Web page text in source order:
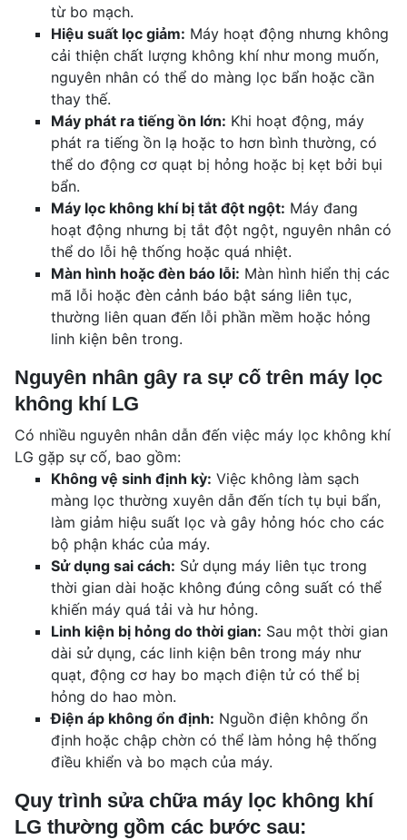
từ bo mạch.
Hiệu suất lọc giảm: Máy hoạt động nhưng không
cải thiện chất lượng không khí như mong muốn,
nguyên nhân có thể do màng lọc bẩn hoặc cần
thay thế.
Máy phát ra tiếng ồn lớn: Khi hoạt động, máy
phát ra tiếng ồn lạ hoặc to hơn bình thường, có
thể do động cơ quạt bị hỏng hoặc bị kẹt bởi bụi
bẩn.
Máy lọc không khí bị tắt đột ngột: Máy đang
hoạt động nhưng bị tắt đột ngột, nguyên nhân có
thể do lỗi hệ thống hoặc quá nhiệt.
Màn hình hoặc đèn báo lỗi: Màn hình hiển thị các
mã lỗi hoặc đèn cảnh báo bật sáng liên tục,
thường liên quan đến lỗi phần mềm hoặc hỏng
linh kiện bên trong.
Nguyên nhân gây ra sự cố trên máy lọc
không khí LG
Có nhiều nguyên nhân dẫn đến việc máy lọc không khí
LG gặp sự cố, bao gồm:
Không vệ sinh định kỳ: Việc không làm sạch
màng lọc thường xuyên dẫn đến tích tụ bụi bẩn,
làm giảm hiệu suất lọc và gây hỏng hóc cho các
bộ phận khác của máy.
Sử dụng sai cách: Sử dụng máy liên tục trong
thời gian dài hoặc không đúng công suất có thể
khiến máy quá tải và hư hỏng.
Linh kiện bị hỏng do thời gian: Sau một thời gian
dài sử dụng, các linh kiện bên trong máy như
quạt, động cơ hay bo mạch điện tử có thể bị
hỏng do hao mòn.
Điện áp không ổn định: Nguồn điện không ổn
định hoặc chập chờn có thể làm hỏng hệ thống
điều khiển và bo mạch của máy.
Quy trình sửa chữa máy lọc không khí
LG thường gồm các bước sau: